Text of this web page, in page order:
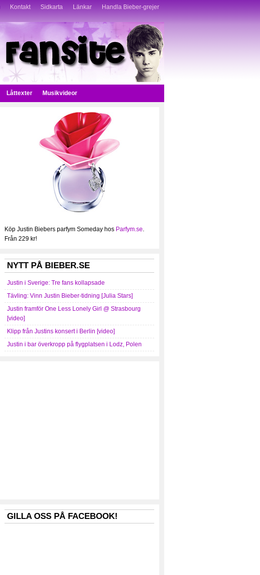
Kontakt Sidkarta Länkar Handla Bieber-grejer
Låttexter Musikvideor
Köp Justin Biebers parfym Someday hos Parfym.se.
Från 229 kr!
NYTT PÅ BIEBER.SE
Justin i Sverige: Tre fans kollapsade
Tävling: Vinn Justin Bieber-tidning [Julia Stars]
Justin framför One Less Lonely Girl @ Strasbourg
[video]
Klipp från Justins konsert i Berlin [video]
Justin i bar överkropp på flygplatsen i Lodz, Polen
GILLA OSS PÅ FACEBOOK!